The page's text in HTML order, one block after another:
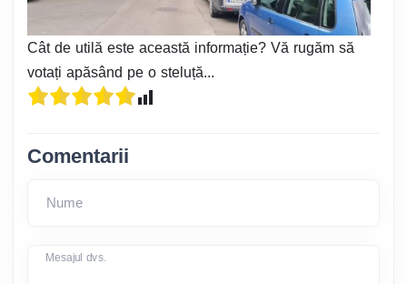
Cât de utilă este această informație? Vă rugăm să
votați apăsând pe o steluță...
Comentarii
Nume
Mesajul dvs.